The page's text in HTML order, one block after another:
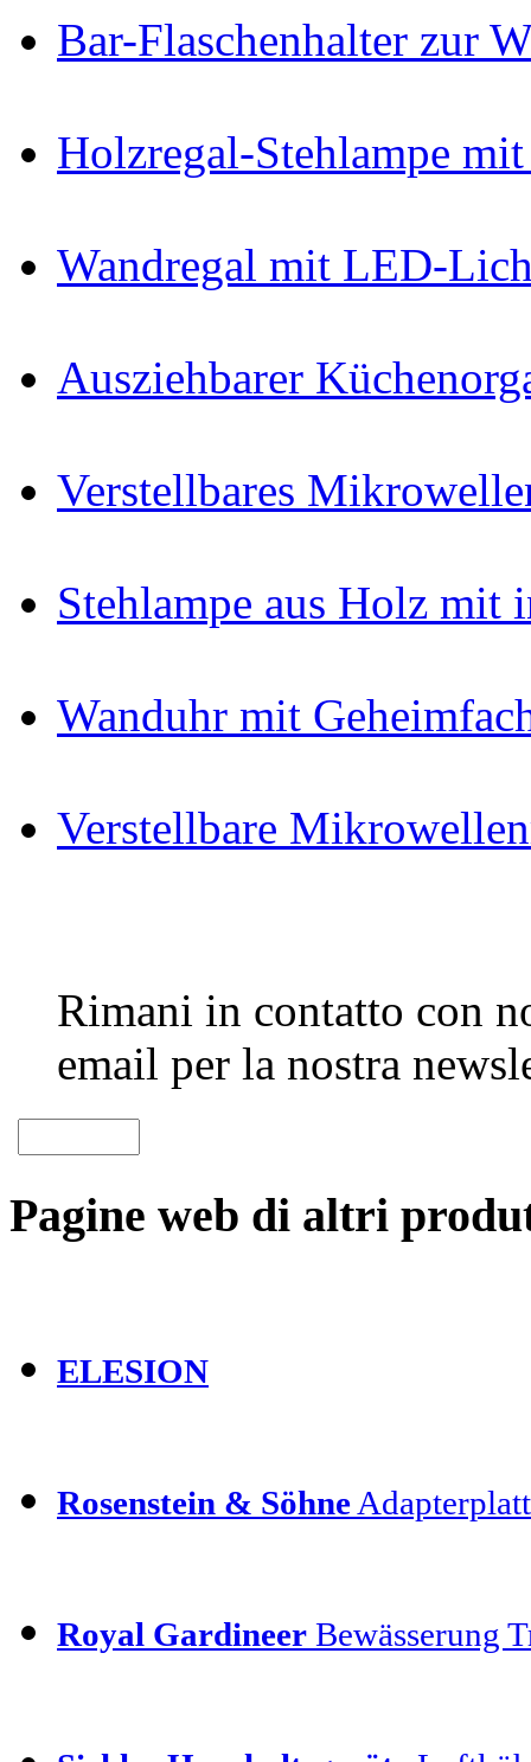
Bar-Flaschenhalter zur
Holzregal-Stehlampe
Wandregal mit LED-
Ausziehbarer
Verstellbares
Stehlampe aus Holz mit
Wanduhr mit
Verstellbare
Rimani in contatto con
email per la nostra
Pagine web di altri
ELESION
Rosenstein & Söhne
Royal Gardineer Bewässerung